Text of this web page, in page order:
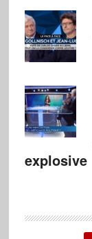
explosive